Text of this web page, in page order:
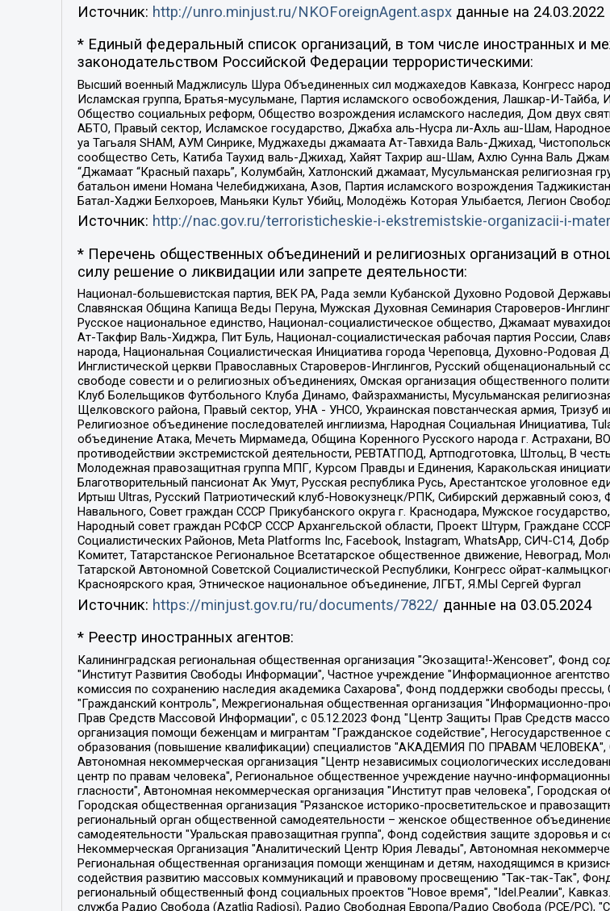
Источник: http://unro.minjust.ru/NKOForeignAgent.aspxданные на 24.03.2022
* Единый федеральный список организаций, в том числе иностранных и
законодательством Российской Федерации террористическими:
Высший военный Маджлисуль Шура Объединенных сил моджахедов Кавказа, Конгресс
Исламская группа, Братья-мусульмане, Партия исламского освобождения, Лашкар-И-Тайба,
Общество социальных реформ, Общество возрождения исламского наследия, Дом двух
АБТО, Правый сектор, Исламское государство, Джабха аль-Нусра ли-Ахль аш-Шам,
уа Тагьаля SHAM, АУМ Синрике, Муджахеды джамаата Ат-Тавхида Валь-Джихад,
сообщество Сеть, Катиба Таухид валь-Джихад, Хайят Тахрир аш-Шам, Ахлю Сунна Валь
“Джамаат “Красный пахарь”, Колумбайн, Хатлонский джамаат, Мусульманская религиозная
батальон имени Номана Челебиджихана, Азов, Партия исламского возрождения
Батал-Хаджи Белхороев, Маньяки Культ Убийц, Молодёжь Которая Улыбается, Легион
Источник: http://nac.gov.ru/terroristicheskie-i-ekstremistskie-organizacii-i-
* Перечень общественных объединений и религиозных организаций в
силу решение о ликвидации или запрете деятельности:
Национал-большевистская партия, ВЕК РА, Рада земли Кубанской Духовно Родовой
Славянская Община Капища Веды Перуна, Мужская Духовная Семинария Староверов-
Русское национальное единство, Национал-социалистическое общество, Джамаат
Ат-Такфир Валь-Хиджра, Пит Буль, Национал-социалистическая рабочая партия России,
народа, Национальная Социалистическая Инициатива города Череповца, Духовно-Родовая
Инглистической церкви Православных Староверов-Инглингов, Русский общенациональный
свободе совести и о религиозных объединениях, Омская организация общественного
Клуб Болельщиков Футбольного Клуба Динамо, Файзрахманисты, Мусульманская
Щелковского района, Правый сектор, УНА - УНСО, Украинская повстанческая армия, Тризуб
Религиозное объединение последователей инглиизма, Народная Социальная Инициатива,
объединение Атака, Мечеть Мирмамеда, Община Коренного Русского народа г. Астрахани,
противодействии экстремистской деятельности, РЕВТАТПОД, Артподготовка, Штольц, В
Молодежная правозащитная группа МПГ, Курсом Правды и Единения, Каракольская
Благотворительный пансионат Ак Умут, Русская республика Русь, Арестантское уголовное
Иртыш Ultras, Русский Патриотический клуб-Новокузнецк/РПК, Сибирский державный
Навального, Совет граждан СССР Прикубанского округа г. Краснодара, Мужское
Народный совет граждан РСФСР СССР Архангельской области, Проект Штурм, Граждане
Социалистических Районов, Meta Platforms Inc, Facebook, Instagram, WhatsApp, СИЧ-С14,
Комитет, Татарстанское Региональное Всетатарское общественное движение, Невоград,
Татарской Автономной Советской Социалистической Республики, Конгресс ойрат-
Красноярского края, Этническое национальное объединение, ЛГБТ, Я.МЫ Сергей Фургал
Источник: https://minjust.gov.ru/ru/documents/7822/ данные на 03.05.2024
* Реестр иностранных агентов:
Калининградская региональная общественная организация "Экозащита!-Женсовет", Фонд содействия защите прав и свобод граждан "Общественный вердикт", Фонд "Институт Развития Свободы Информации", Частное учреждение "Информационное агентство МЕМО. РУ", Региональная общественная организация "Общественная комиссия по сохранению наследия академика Сахарова", Фонд поддержки свободы прессы, Санкт-Петербургская общественная правозащитная организация "Гражданский контроль", Межрегиональная общественная организация "Информационно-просветительский центр "Мемориал", Региональный Фонд "Центр Защиты Прав Средств Массовой Информации", с 05.12.2023 Фонд "Центр Защиты Прав Средств массовой информации", Региональная общественная благотворительная организация помощи беженцам и мигрантам "Гражданское содействие", Негосударственное образовательное учреждение дополнительного профессионального образования (повышение квалификации) специалистов "АКАДЕМИЯ ПО ПРАВАМ ЧЕЛОВЕКА", Свердловская региональная общественная организация "Сутяжник", Автономная некоммерческая организация "Центр независимых социологических исследований", Союз общественных объединений "Российский исследовательский центр по правам человека", Региональное общественное учреждение научно-информационный центр "МЕМОРИАЛ", Некоммерческая организация "Фонд защиты гласности", Автономная некоммерческая организация "Институт прав человека", Городская общественная организация "Екатеринбургское общество "МЕМОРИАЛ", Городская общественная организация "Рязанское историко-просветительское и правозащитное общество "Мемориал" (Рязанский Мемориал), Челябинский региональный орган общественной самодеятельности – женское общественное объединение "Женщины Евразии", Челябинский региональный орган общественной самодеятельности "Уральская правозащитная группа", Фонд содействия защите здоровья и социальной справедливости имени Андрея Рылькова, Автономная Некоммерческая Организация "Аналитический Центр Юрия Левады", Автономная некоммерческая организация социальной поддержки населения "Проект Апрель", Региональная общественная организация помощи женщинам и детям, находящимся в кризисной ситуации "Информационно-методический центр "Анна", Фонд содействия развитию массовых коммуникаций и правовому просвещению "Так-так-Так", Фонд содействия устойчивому развитию "Серебряная тайга", Свердловский региональный общественный фонд социальных проектов "Новое время", "Idel.Реалии", Кавказ.Реалии, Крым.Реалии, Телеканал Настоящее Время, Татаро-башкирская служба Радио Свобода (Azatliq Radiosi), Радио Свободная Европа/Радио Свобода (PCE/PC), "Сибирь.Реалии", "Фактограф", Благотворительный фонд помощи осужденным и их семьям, Автономная некоммерческая организация "Институт глобализации и социальных движений", Фонд "В защиту прав заключенных", Частное учреждение "Центр поддержки и содействия развитию средств массовой информации", Пензенский региональный общественный благотворительный фонд "Гражданский союз", "Север.Реалии", Некоммерческая организация Фонд "Правовая инициатива", Общество с ограниченной ответственностью "Радио Свободная Европа/Радио Свобода", Чешское информационное агентство "MEDIUM-ORIENT", Красноярская региональная общественная организация "Мы против СПИДа", Камалягин Денис Николаевич, Маркелов Сергей Евгеньевич, Пономарев Лев Александрович, Савицкая Людмила Алексеевна, Автономная некоммерческая организация "Центр по работе с проблемой насилия "НАСИЛИЮ.НЕТ", Межрегиональный профессиональный союз работников здравоохранения "Альянс врачей", Юридическое лицо, зарегистрированное в Латвийской Республике, SIA "Medusa Project" (регистрационный номер 40103797863, дата регистрации 10.06.2014), Некоммерческая организация "Фонд по борьбе с коррупцией", Автономная некоммерческая организация "Институт права и публичной политики", Баданин Роман Сергеевич, Гликин Максим Александрович, Железнова Мария Михайловна, Лукьянова Юлия Сергеевна, Маетная Елизавета Витальевна, Маняхин Петр Борисович, Чуракова Ольга Владимировна, Ярош Юлия Петровна, Юридическое лицо "The Insider SIA", зарегистрированное в Риге, Латвийская Республика (дата регистрации 26.06.2015), являющееся администратором доменного имени интернет-издания "The Insider SIA", https://theins.ru, Постернак Алексей Евгеньевич, Рубин Михаил Аркадьевич, Анин Роман Александрович, Юридическое лицо Istories fonds, зарегистрированное в Латвийской Республике (регистрационный номер 50008295751, дата регистрации 24.02.2020), Великовский Дмитрий Александрович, Долинина Ирина Николаевна, Мароховская Алеся Алексеевна, Шлейнов Роман Юрьевич, Шмагун Олеся Валентиновна, Общество с ограниченной ответственностью "Альтаир 2021", Общество с ограниченной ответственностью "Вега 2021", Общество с ограниченной ответственностью "Главный редактор 2021", Общество с ограниченной ответственностью "Ромашки монолит", Важенков Артем Валерьевич, Ивановская областная общественная организация "Центр гендерных исследований", Гурман Юрий Альбертович, Медиапроект "ОВД-Инфо", Егоров Владимир Владимирович, Жилинский Владимир Александрович, Общество с ограниченной ответственностью "ЗП", Иванова София Юрьевна, Карезина Инна Павловна, Кильтау Екатерина Викторовна, Петров Алексей Викторович, Пискунов Сергей Евгеньевич, Смирнов Сергей Сергеевич, Тихонов Михаил Сергеевич, Общество с ограниченной ответственностью "ЖУРНАЛИСТ-ИНОСТРАННЫЙ АГЕНТ", Арапова Галина Юрьевна, Вольтская Татьяна Анатольевна, Американская компания "Mason G.E.S. Anonymous Foundation" (США), являющаяся владельцем интернет-издания https://mnews.world/, Компания